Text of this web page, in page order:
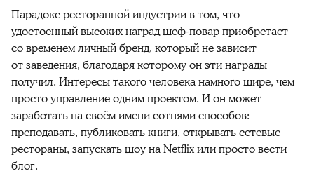
Парадокс ресторанной индустрии в том, что
удостоенный высоких наград шеф-повар приобретает
со временем личный бренд, который не зависит
от заведения, благодаря которому он эти награды
получил. Интересы такого человека намного шире, чем
просто управление одним проектом. И он может
заработать на своём имени сотнями способов:
преподавать, публиковать книги, открывать сетевые
рестораны, запускать шоу на Netflix или просто вести
блог.